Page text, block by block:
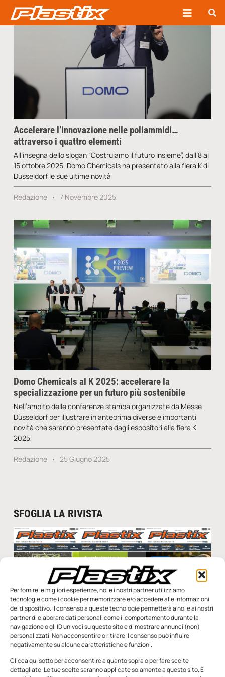
Per fornire le migliori esperienze, noi e i nostri partner utilizziamo
tecnologie come i cookie per memorizzare e/o accedere alle informazioni
del dispositivo. Il consenso a queste tecnologie permetterà a noi e ai nostri
partner di elaborare dati personali come il comportamento durante la
navigazione o gli ID univoci su questo sito e di mostrare annunci (non)
personalizzati. Non acconsentire o ritirare il consenso può influire
negativamente su alcune caratteristiche e funzioni.
Clicca qui sotto per acconsentire a quanto sopra o per fare scelte
dettagliate. Le tue scelte saranno applicate solamente a questo sito. È
Accelerare l’innovazione nelle poliammidi…
attraverso i quattro elementi
All’insegna dello slogan “Costruiamo il futuro insieme”, dall’8 al
15 ottobre 2025, Domo Chemicals ha presentato alla fiera K di
Düsseldorf le sue ultime novità
Redazione 7 Novembre 2025
Domo Chemicals al K 2025: accelerare la
specializzazione per un futuro più sostenibile
Nell’ambito delle conferenze stampa organizzate da Messe
Düsseldorf per illustrare in anteprima diverse e importanti
novità che saranno presentate dagli espositori alla fiera K
2025,
Redazione 25 Giugno 2025
SFOGLIA LA RIVISTA
n.5 - Giugno 2026 n.4 - Maggio 2026 n.3 - Aprile 2026
Edicola Web
Notizie da Meccanicanews